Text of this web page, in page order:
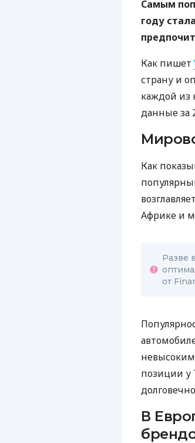
Самым
году
Как пишет
страну и
каждой из
данные за
Как
Африке и
Разве
от
позиции у
В